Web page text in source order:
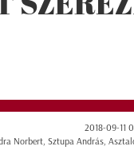
2018-09-11
Norbert, Sztupa András,